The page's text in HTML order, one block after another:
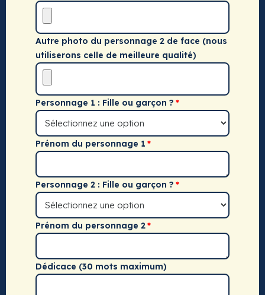
Autre photo du personnage 2 de face (nous
utiliserons celle de meilleure qualité)
Personnage 1 : Fille ou garçon ?
Prénom du personnage 1
Personnage 2 : Fille ou garçon ?
Prénom du personnage 2
Dédicace (30 mots maximum)